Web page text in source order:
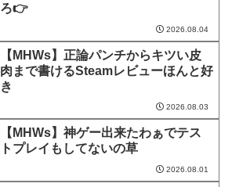
ろ👉
2026.08.04
【MHWs】正論パンチからキツい皮
肉まで書けるSteamレビューほんと好
き
2026.08.03
【MHWs】神ゲー出来たわぁでテス
トプレイもしてないの草
2026.08.01